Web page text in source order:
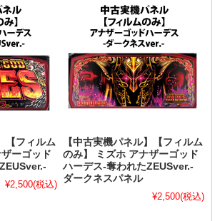
【フィルム
ーゴッド
¥2,500(税込)
【中古実機パネル】【フィルム
のみ】 ミズホ アナザーゴッド
ハーデス-奪われたZEUSver.-
ダークネスパネル
¥2,500(税込)